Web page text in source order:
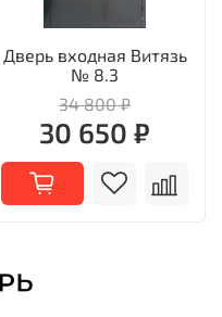
Дверь входная Витязь
№ 8.3
34 800 ₽
30 650 ₽